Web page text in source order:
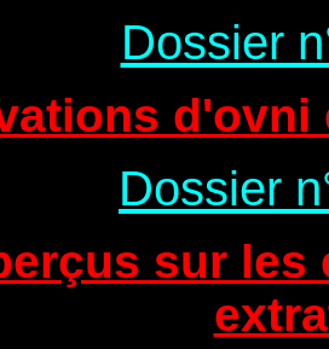
Dossier
d'ovni
Dossier
sur les